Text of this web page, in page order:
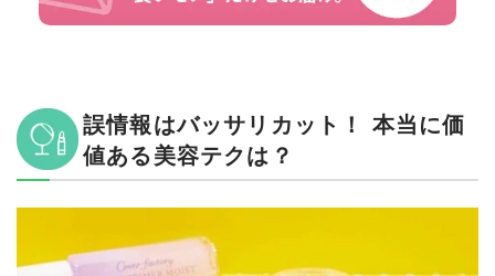
誤情報はバッサリカット！ 本当に価
値ある美容テクは？